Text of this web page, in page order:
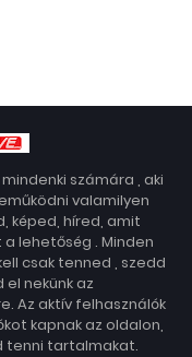
számára , aki
valamilyen
képed, híred, amit
lehetőség . Minden
csak tenned , szedd
nekünk az
Az aktív felhasználók
kapnak az oldalon,
tenni tartalmakat.